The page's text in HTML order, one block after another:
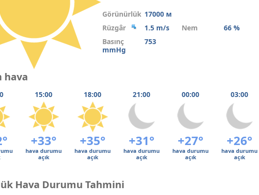
Görünürlük 17000 м
Rüzgâr
1.5 m/s Nem
66 %
Basınç
753
mmHg
hava
15:00 18:00 21:00 00:00 03:00
+33° +35° +31° +27° +26°
hava durumu
açık
hava durumu
açık
hava durumu
açık
hava durumu
açık
hava durumu
açık
Hava Durumu Tahmini